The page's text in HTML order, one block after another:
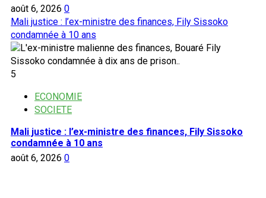
août 6, 2026 0
Mali justice : l’ex-ministre des finances, Fily Sissoko
condamnée à 10 ans
5
ECONOMIE
SOCIETE
Mali justice : l’ex-ministre des finances, Fily Sissoko
condamnée à 10 ans
août 6, 2026 0